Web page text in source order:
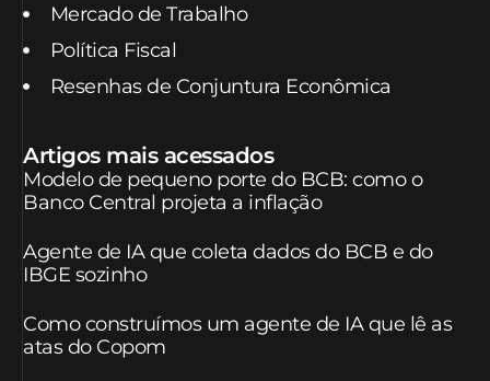
Mercado de Trabalho
Política Fiscal
Resenhas de Conjuntura Econômica
Artigos mais acessados
Modelo de pequeno porte do BCB: como o
Banco Central projeta a inflação
Agente de IA que coleta dados do BCB e do
IBGE sozinho
Como construímos um agente de IA que lê as
atas do Copom